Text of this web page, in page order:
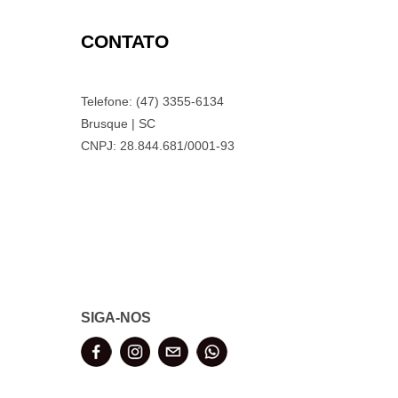
CONTATO
Telefone: (47) 3355-6134
Brusque | SC
CNPJ: 28.844.681/0001-93
SIGA-NOS